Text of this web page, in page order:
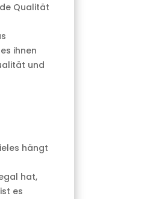
Qualität
ihnen
und
hängt
hat,
es